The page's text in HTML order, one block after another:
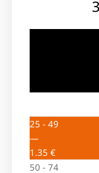
25 - 49
—
1.35 €
50 - 74